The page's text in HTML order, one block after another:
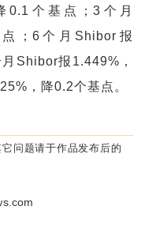
0.1个基点；3个月
；6个月Shibor报
Shibor报1.449%，
，降0.2个基点。
问题请于作品发布后的